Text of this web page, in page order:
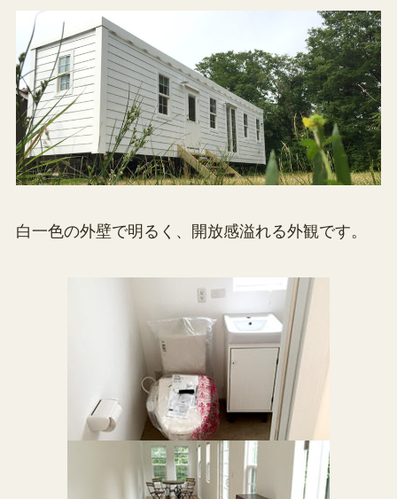
白一色の外壁で明るく、開放感溢れる外観です。